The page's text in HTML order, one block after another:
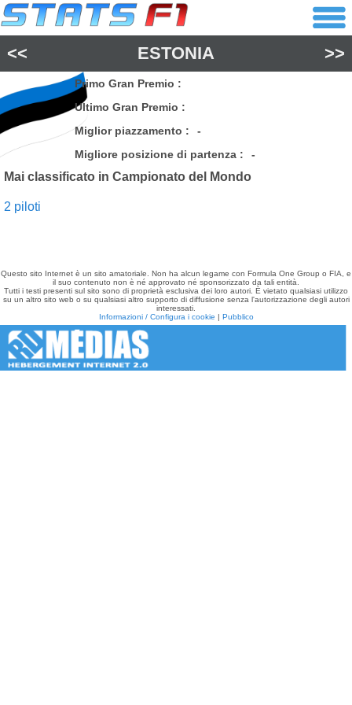
<< ESTONIA >>
Primo Gran Premio :
Ultimo Gran Premio :
Miglior piazzamento :
-
Migliore posizione di partenza :
-
Mai classificato in Campionato del Mondo
2 piloti
Questo sito Internet è un sito amatoriale. Non ha alcun legame con Formula One Group o FIA, e
il suo contenuto non è né approvato né sponsorizzato da tali entità.
Tutti i testi presenti sul sito sono di proprietà esclusiva dei loro autori. È vietato qualsiasi utilizzo
su un altro sito web o su qualsiasi altro supporto di diffusione senza l'autorizzazione degli autori
interessati.
Informazioni / Configura i cookie | Pubblico